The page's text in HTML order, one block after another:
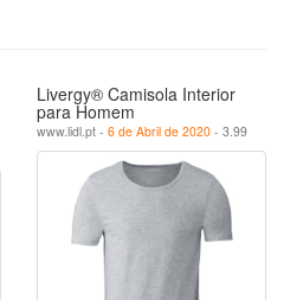
Livergy® Camisola Interior
para Homem
www.lidl.pt - 6 de Abril de 2020 - 3.99